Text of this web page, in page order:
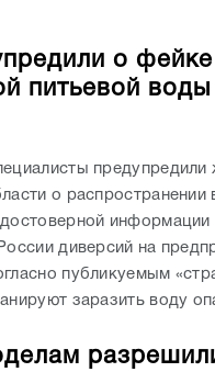
о
питьевой воды
предупредили
о распространении
диверсий на
публикуемым
заразить воду